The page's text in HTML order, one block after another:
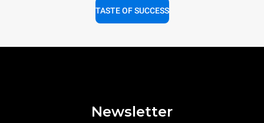
TASTE OF SUCCESS
Newsletter